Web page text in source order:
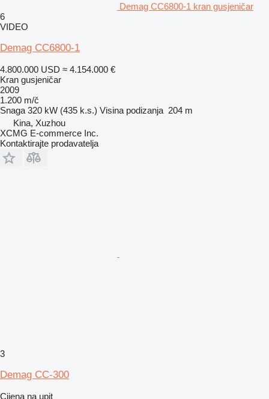
Demag CC6800-1 kran gusjeničar
6
VIDEO
Demag CC6800-1
4.800.000 USD ≈ 4.154.000 €
Kran gusjeničar
2009
1.200 m/č
Snaga 320 kW (435 k.s.) Visina podizanja 204 m
Kina, Xuzhou
XCMG E-commerce Inc.
Kontaktirajte prodavatelja
3
Demag CC-300
Cijena na upit